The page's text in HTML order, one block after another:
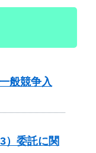
般競争入
）委託に関